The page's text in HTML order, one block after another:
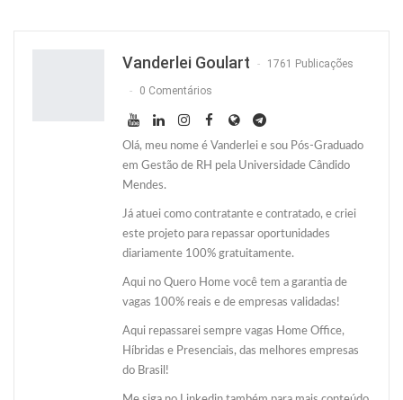
Vanderlei Goulart 1761 Publicações
0 Comentários
Olá, meu nome é Vanderlei e sou Pós-Graduado
em Gestão de RH pela Universidade Cândido
Mendes.
Já atuei como contratante e contratado, e criei
este projeto para repassar oportunidades
diariamente 100% gratuitamente.
Aqui no Quero Home você tem a garantia de
vagas 100% reais e de empresas validadas!
Aqui repassarei sempre vagas Home Office,
Híbridas e Presenciais, das melhores empresas
do Brasil!